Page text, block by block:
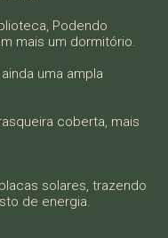
Podendo
mais um dormitório.
uma ampla
coberta, mais
solares, trazendo
de energia.